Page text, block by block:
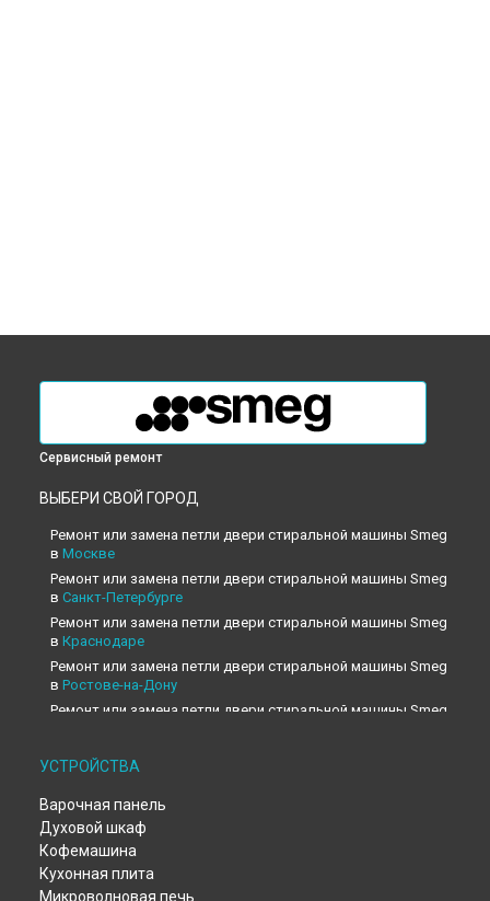
Сервисный ремонт
ВЫБЕРИ СВОЙ ГОРОД
Ремонт или замена петли двери стиральной машины Smeg
в Москве
Ремонт или замена петли двери стиральной машины Smeg
в Санкт-Петербурге
Ремонт или замена петли двери стиральной машины Smeg
в Краснодаре
Ремонт или замена петли двери стиральной машины Smeg
в Ростове-на-Дону
Ремонт или замена петли двери стиральной машины Smeg
Ремонт или замена петли двери стиральной машины Smeg
в Новосибирске
Ремонт или замена петли двери стиральной машины Smeg
в
Ремонт или замена петли двери стиральной машины Smeg
вЕкатеринбурге
Ремонт или замена петли двери стиральной машины Smeg
УСТРОЙСТВА
Варочная панель
Духовой шкаф
Кофемашина
Кухонная плита
Микроволновая печь